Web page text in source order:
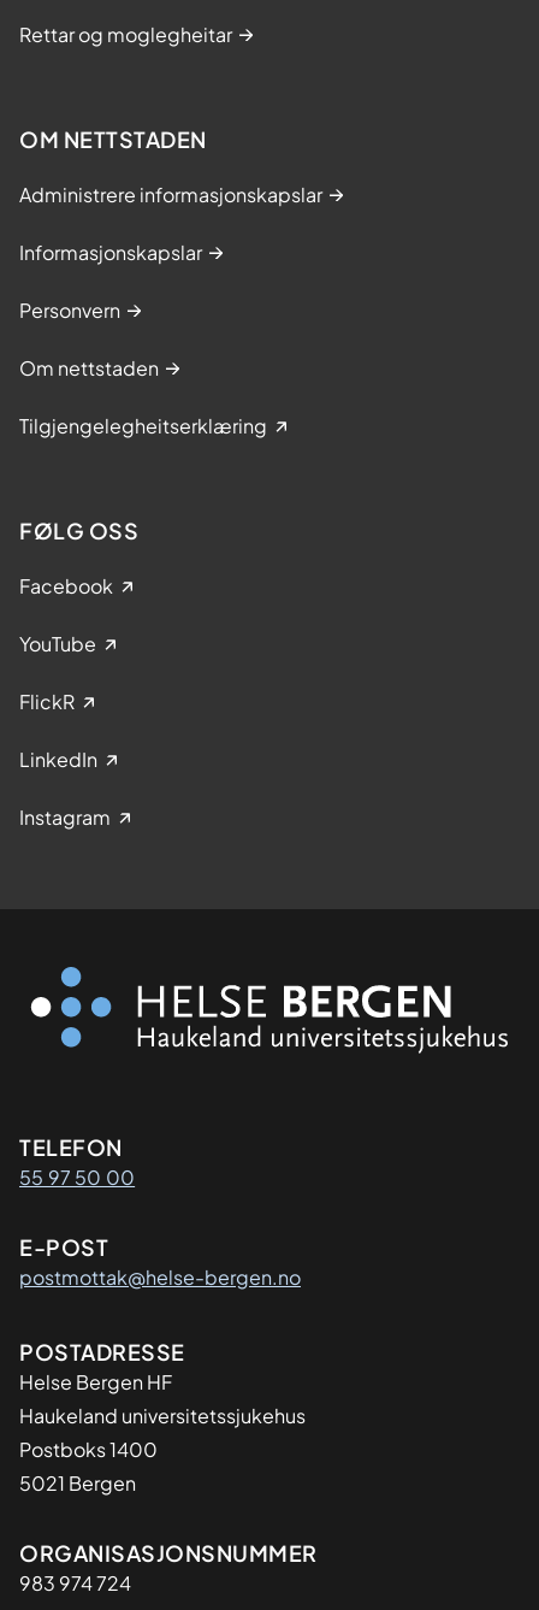
Rettar og moglegheitar
OM NETTSTADEN
Administrere informasjonskapslar
Informasjonskapslar
Personvern
Om nettstaden
Tilgjengelegheitserklæring
FØLG OSS
Facebook
YouTube
FlickR
LinkedIn
Instagram
Kontaktinformasjon
TELEFON
55 97 50 00
E-POST
postmottak@helse-bergen.no
Adresse
POSTADRESSE
Helse Bergen HF
Haukeland universitetssjukehus
Postboks 1400
5021 Bergen
Organisasjon
ORGANISASJONSNUMMER
983 974 724